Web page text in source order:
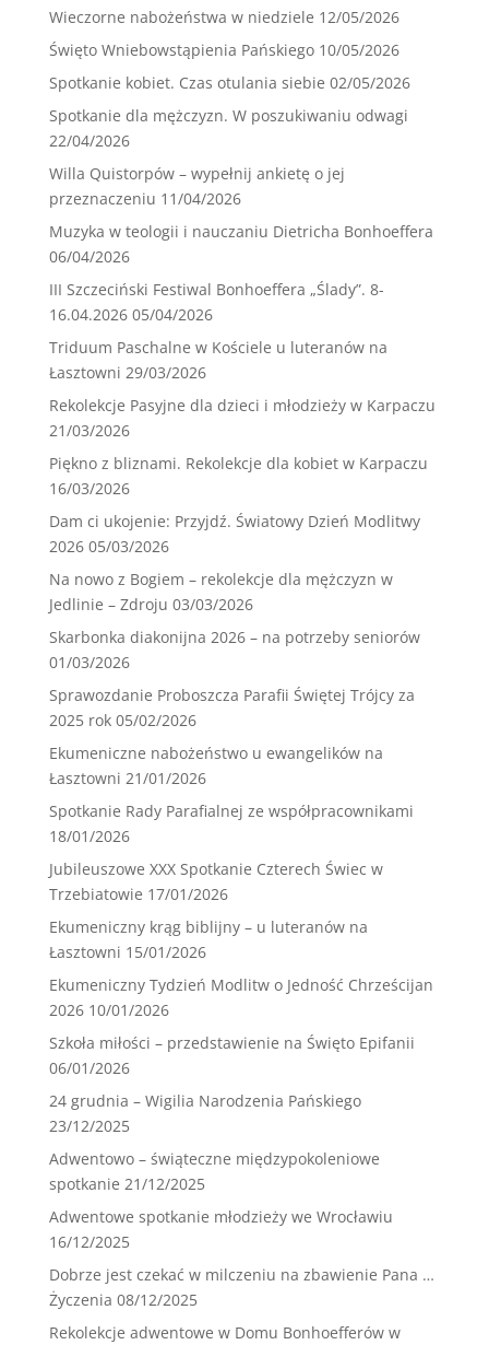
Wieczorne nabożeństwa w niedziele 12/05/2026
Święto Wniebowstąpienia Pańskiego 10/05/2026
Spotkanie kobiet. Czas otulania siebie 02/05/2026
Spotkanie dla mężczyzn. W poszukiwaniu odwagi
22/04/2026
Willa Quistorpów – wypełnij ankietę o jej
przeznaczeniu 11/04/2026
Muzyka w teologii i nauczaniu Dietricha Bonhoeffera
06/04/2026
III Szczeciński Festiwal Bonhoeffera „Ślady”. 8-
16.04.2026 05/04/2026
Triduum Paschalne w Kościele u luteranów na
Łasztowni 29/03/2026
Rekolekcje Pasyjne dla dzieci i młodzieży w Karpaczu
21/03/2026
Piękno z bliznami. Rekolekcje dla kobiet w Karpaczu
16/03/2026
Dam ci ukojenie: Przyjdź. Światowy Dzień Modlitwy
2026 05/03/2026
Na nowo z Bogiem – rekolekcje dla mężczyzn w
Jedlinie – Zdroju 03/03/2026
Skarbonka diakonijna 2026 – na potrzeby seniorów
01/03/2026
Sprawozdanie Proboszcza Parafii Świętej Trójcy za
2025 rok 05/02/2026
Ekumeniczne nabożeństwo u ewangelików na
Łasztowni 21/01/2026
Spotkanie Rady Parafialnej ze współpracownikami
18/01/2026
Jubileuszowe XXX Spotkanie Czterech Świec w
Trzebiatowie 17/01/2026
Ekumeniczny krąg biblijny – u luteranów na
Łasztowni 15/01/2026
Ekumeniczny Tydzień Modlitw o Jedność Chrześcijan
2026 10/01/2026
Szkoła miłości – przedstawienie na Święto Epifanii
06/01/2026
24 grudnia – Wigilia Narodzenia Pańskiego
23/12/2025
Adwentowo – świąteczne międzypokoleniowe
spotkanie 21/12/2025
Adwentowe spotkanie młodzieży we Wrocławiu
16/12/2025
Dobrze jest czekać w milczeniu na zbawienie Pana …
Życzenia 08/12/2025
Rekolekcje adwentowe w Domu Bonhoefferów w